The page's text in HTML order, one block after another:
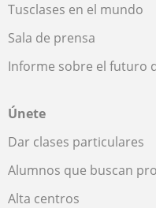
Tusclases en el mundo
Sala de prensa
Informe sobre el futuro
Únete
Dar clases particulares
Alumnos que buscan
Alta centros